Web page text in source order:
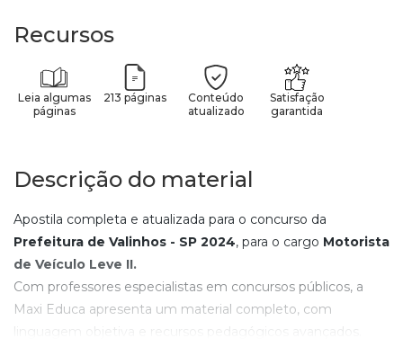
Recursos
Leia algumas
páginas
213 páginas
Conteúdo
atualizado
Satisfação
garantida
Descrição do material
Apostila completa e atualizada para o concurso da
Prefeitura de Valinhos - SP 2024, para o cargo Motorista
de Veículo Leve II.
Com professores especialistas em concursos públicos, a
Maxi Educa apresenta um material completo, com
linguagem objetiva e recursos pedagógicos avançados.